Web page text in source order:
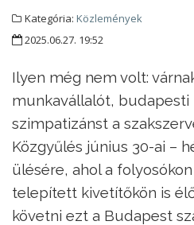
Kategória: Közlemények
2025.06.27. 19:52
Ilyen még nem volt:
munkavállalót, budapesti
szimpatizánst a
Közgyűlés június 30-ai –
ülésére, ahol a
telepített kivetítőkön is
követni ezt a Budapest